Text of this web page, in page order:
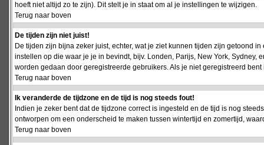
hoeft niet altijd zo te zijn). Dit stelt je in staat om al je instellingen te wijzigen.
Terug naar boven
De tijden zijn niet juist!
De tijden zijn bijna zeker juist, echter, wat je ziet kunnen tijden zijn getoond
instellen op die waar je je in bevindt, bijv. Londen, Parijs, New York,
worden gedaan door geregistreerde gebruikers. Als je niet geregistreerd
Terug naar boven
Ik veranderde de tijdzone en de tijd is nog steeds fout!
Indien je zeker bent dat de tijdzone correct is ingesteld en de tijd is nog
ontworpen om een onderscheid te maken tussen wintertijd en zomertijd,
Terug naar boven